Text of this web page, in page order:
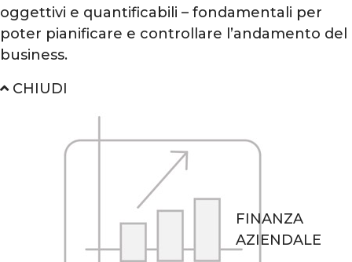
oggettivi e quantificabili – fondamentali per
poter pianificare e controllare l’andamento del
business.
CHIUDI
FINANZA
AZIENDALE